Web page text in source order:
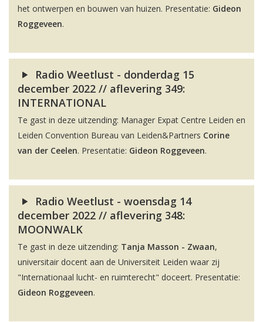
het ontwerpen en bouwen van huizen. Presentatie: Gideon
Roggeveen.
Radio Weetlust - donderdag 15
december 2022 // aflevering 349:
INTERNATIONAL
Te gast in deze uitzending: Manager Expat Centre Leiden en
Leiden Convention Bureau van Leiden&Partners Corine
van der Ceelen. Presentatie: Gideon Roggeveen.
Radio Weetlust - woensdag 14
december 2022 // aflevering 348:
MOONWALK
Te gast in deze uitzending: Tanja Masson - Zwaan,
universitair docent aan de Universiteit Leiden waar zij
"Internationaal lucht- en ruimterecht" doceert. Presentatie:
Gideon Roggeveen.